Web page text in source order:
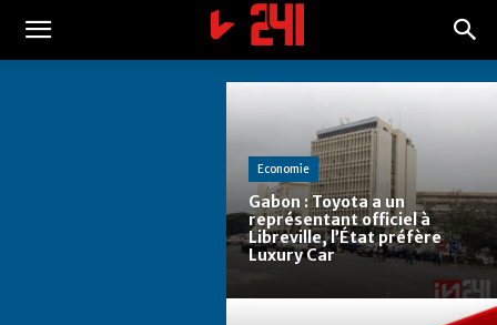
Economie
Gabon : Toyota a un
représentant officiel à
Libreville, l’État préfère
Luxury Car